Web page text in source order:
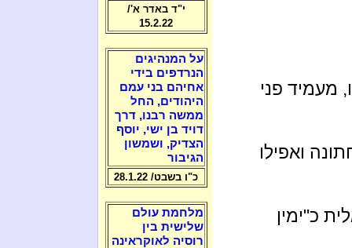
מעמיד פני
ואפילו
כ"ימין
י"ד באדר א'/
15.2.22
על המנהיגים
הנרדפים בידי
אחיהם בני עמם
היהודים, החל
ממשה רבנו, דרך
דויד בן ישי, יוסף
הצדיק, ושמשון
הגיבור
כ"ו בשבט/ 28.1.22
מלחמת עולם
שלישית בין
רוסיה לאוקראינה